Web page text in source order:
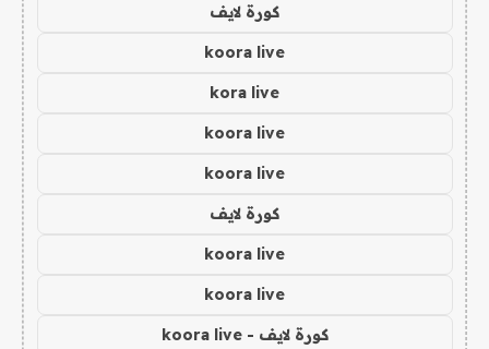
كورة لايف
koora live
kora live
koora live
koora live
كورة لايف
koora live
koora live
كورة لايف - koora live